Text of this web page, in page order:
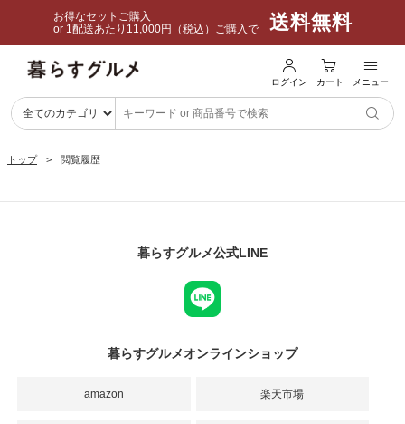
お得なセットご購入
or 1配送あたり11,000円（税込）ご購入で
送料無料
ログイン カート メニュー
トップ 閲覧履歴
暮らすグルメ公式LINE
暮らすグルメオンラインショップ
amazon 楽天市場